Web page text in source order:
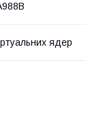
ядер